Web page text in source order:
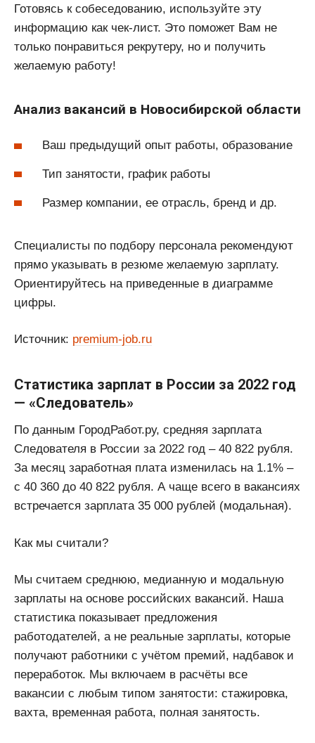
Готовясь к собеседованию, используйте эту
информацию как чек-лист. Это поможет Вам не
только понравиться рекрутеру, но и получить
желаемую работу!
Анализ вакансий в Новосибирской области
Ваш предыдущий опыт работы, образование
Тип занятости, график работы
Размер компании, ее отрасль, бренд и др.
Специалисты по подбору персонала рекомендуют
прямо указывать в резюме желаемую зарплату.
Ориентируйтесь на приведенные в диаграмме
цифры.
Источник: premium-job.ru
Статистика зарплат в России за 2022 год
— «Следователь»
По данным ГородРабот.ру, средняя зарплата
Следователя в России за 2022 год ‒ 40 822 рубля.
За месяц заработная плата изменилась на 1.1% ‒
с 40 360 до 40 822 рубля. А чаще всего в вакансиях
встречается зарплата 35 000 рублей (модальная).
Как мы считали?
Мы считаем среднюю, медианную и модальную
зарплаты на основе российских вакансий. Наша
статистика показывает предложения
работодателей, а не реальные зарплаты, которые
получают работники с учётом премий, надбавок и
переработок. Мы включаем в расчёты все
вакансии с любым типом занятости: стажировка,
вахта, временная работа, полная занятость.